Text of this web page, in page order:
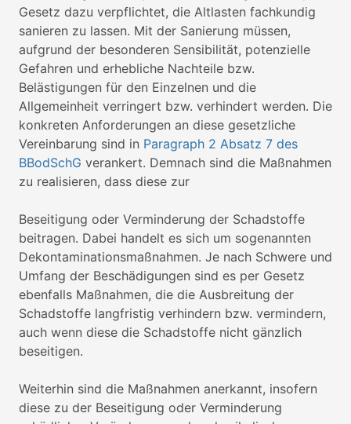
Gesetz dazu verpflichtet, die Altlasten fachkundig
sanieren zu lassen. Mit der Sanierung müssen,
aufgrund der besonderen Sensibilität, potenzielle
Gefahren und erhebliche Nachteile bzw.
Belästigungen für den Einzelnen und die
Allgemeinheit verringert bzw. verhindert werden. Die
konkreten Anforderungen an diese gesetzliche
Vereinbarung sind in Paragraph 2 Absatz 7 des
BBodSchG verankert. Demnach sind die Maßnahmen
zu realisieren, dass diese zur
Beseitigung oder Verminderung der Schadstoffe
beitragen. Dabei handelt es sich um sogenannten
Dekontaminationsmaßnahmen. Je nach Schwere und
Umfang der Beschädigungen sind es per Gesetz
ebenfalls Maßnahmen, die die Ausbreitung der
Schadstoffe langfristig verhindern bzw. vermindern,
auch wenn diese die Schadstoffe nicht gänzlich
beseitigen.
Weiterhin sind die Maßnahmen anerkannt, insofern
diese zu der Beseitigung oder Verminderung